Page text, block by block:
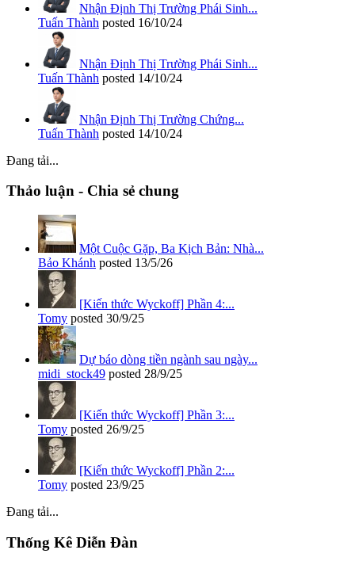
Nhận Định Thị Trường Phái Sinh...
Tuấn Thành posted 16/10/24
Nhận Định Thị Trường Phái Sinh...
Tuấn Thành posted 14/10/24
Nhận Định Thị Trường Chứng...
Tuấn Thành posted 14/10/24
Đang tải...
Thảo luận - Chia sẻ chung
Một Cuộc Gặp, Ba Kịch Bản: Nhà...
Bảo Khánh posted 13/5/26
[Kiến thức Wyckoff] Phần 4:...
Tomy posted 30/9/25
Dự báo dòng tiền ngành sau ngày...
midi_stock49 posted 28/9/25
[Kiến thức Wyckoff] Phần 3:...
Tomy posted 26/9/25
[Kiến thức Wyckoff] Phần 2:...
Tomy posted 23/9/25
Đang tải...
Thống Kê Diễn Đàn